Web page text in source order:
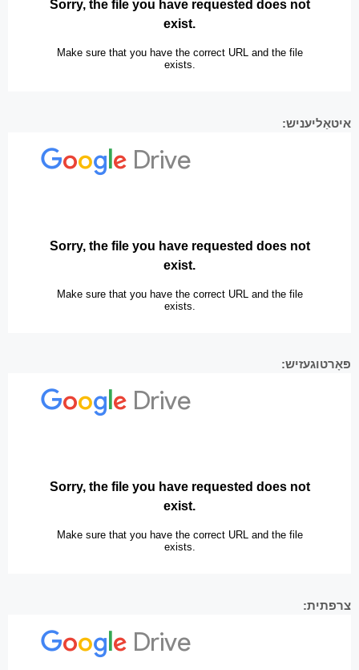
איטאַליעניש:
פּאָרטוגעזיש:
צרפתית: